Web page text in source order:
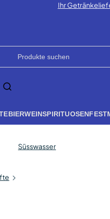
Ihr
BIERWEINSPIRITUOSEN
Süsswasser